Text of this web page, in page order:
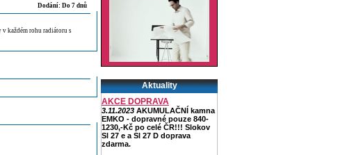
Dodání: Do 7 dnů
každém rohu radiátoru s
Aktuality
AKCE DOPRAVA
3.11.2023 AKUMULAČNÍ kamna
EMKO - dopravné pouze 840-
1230,-Kč po celé ČR!!! Slokov
Sl 27 e a Sl 27 D doprava
zdarma.